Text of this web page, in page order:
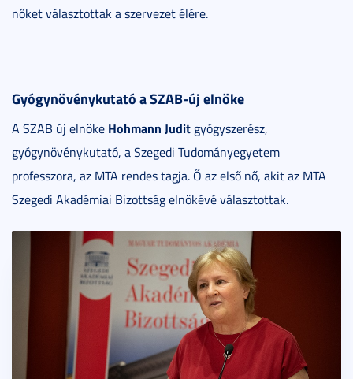
nőket választottak a szervezet élére.
Gyógynövénykutató a SZAB-új elnöke
A SZAB új elnöke Hohmann Judit gyógyszerész,
gyógynövénykutató, a Szegedi Tudományegyetem
professzora, az MTA rendes tagja. Ő az első nő, akit az MTA
Szegedi Akadémiai Bizottság elnökévé választottak.